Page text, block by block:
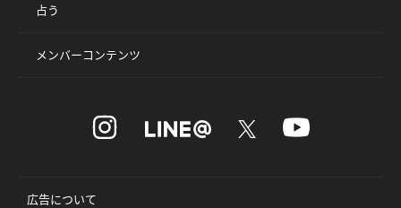
占う
メンバーコンテンツ
広告について